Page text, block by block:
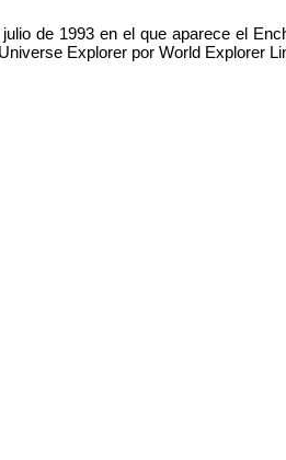
de 1993 en el que aparece el
Explorer por World Explorer